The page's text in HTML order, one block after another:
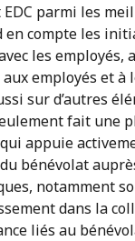
parmi les
en compte les
les employés,
employés et à
sur d’autres
fait une
appuie
bénévolat
notamment
dans la
liés au